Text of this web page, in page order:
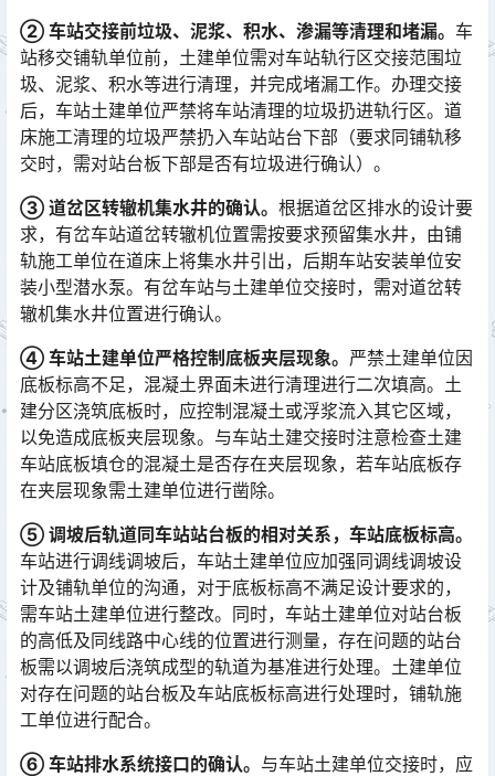
② 车站交接前垃圾、泥浆、积水、渗漏等清理和堵漏。 车
站移交铺轨单位前，土建单位需对车站轨行区交接范围垃
圾、泥浆、积水等进行清理，并完成堵漏工作。办理交接
后，车站土建单位严禁将车站清理的垃圾扔进轨行区。道
床施工清理的垃圾严禁扔入车站站台下部（要求同铺轨移
交时，需对站台板下部是否有垃圾进行确认）。󠅅󠅃󠄵󠅂󠄪󠇖󠆨󠆨󠇕󠆞󠆒󠅬󠇘󠆭󠆘󠇙󠆝󠅵󠇗󠆭󠆁󠄐󠇗󠅹󠅸󠇖󠆍󠅳󠇖󠅹󠅰󠇖󠆌󠅹
③ 道岔区转辙机集水井的确认。 根据道岔区排水的设计要
求，有岔车站道岔转辙机位置需按要求预留集水井，由铺
轨施工单位在道床上将集水井引出，后期车站安装单位安
装小型潜水泵。有岔车站与土建单位交接时，需对道岔转
辙机集水井位置进行确认。󠅅󠅃󠄵󠅂󠄪󠇖󠆨󠆨󠇕󠆞󠆒󠅬󠇘󠆭󠆘󠇙󠆝󠅵󠇗󠆭󠆁󠄐󠇗󠅹󠅸󠇖󠆍󠅳󠇖󠅹󠅰󠇖󠆌󠅹
④ 车站土建单位严格控制底板夹层现象。 严禁土建单位因
底板标高不足，混凝土界面未进行清理进行二次填高。土
建分区浇筑底板时，应控制混凝土或浮浆流入其它区域，
以免造成底板夹层现象。与车站土建交接时注意检查土建
车站底板填仓的混凝土是否存在夹层现象，若车站底板存
在夹层现象需土建单位进行凿除。󠅅󠅃󠄵󠅂󠄪󠇖󠆨󠆨󠇕󠆞󠆒󠅬󠇘󠆭󠆘󠇙󠆝󠅵󠇗󠆭󠆁󠄐󠇗󠅹󠅸󠇖󠆍󠅳󠇖󠅹󠅰󠇖󠆌󠅹
⑤ 调坡后轨道同车站站台板的相对关系，车站底板标高。
车站进行调线调坡后，车站土建单位应加强同调线调坡设
计及铺轨单位的沟通，对于底板标高不满足设计要求的，
需车站土建单位进行整改。同时，车站土建单位对站台板
的高低及同线路中心线的位置进行测量，存在问题的站台
板需以调坡后浇筑成型的轨道为基准进行处理。土建单位
对存在问题的站台板及车站底板标高进行处理时，铺轨施
工单位进行配合。󠅅󠅃󠄵󠅂󠄪󠇖󠆨󠆨󠇕󠆞󠆒󠅬󠇘󠆭󠆘󠇙󠆝󠅵󠇗󠆭󠆁󠄐󠇗󠅹󠅸󠇖󠆍󠅳󠇖󠅹󠅰󠇖󠆌󠅹
⑥ 车站排水系统接口的确认。 与车站土建单位交接时，应